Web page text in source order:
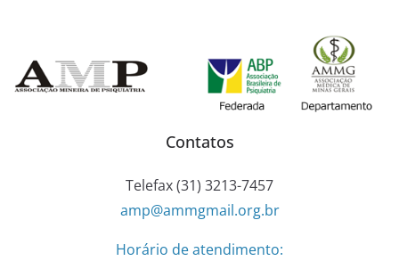
conteúdo
Contatos
Telefax (31) 3213-7457
amp@ammgmail.org.br
Horário de atendimento: